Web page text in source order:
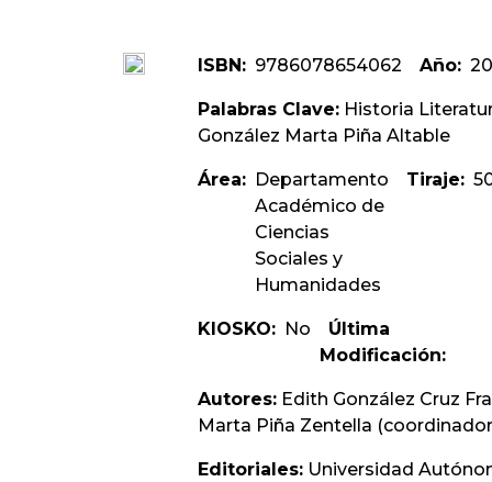
ISBN: 9786078654062 Año:
Palabras Clave: Historia
González Marta Piña Altable
Área: Departamento
Académico de
Ciencias
Sociales y
Humanidades
Tiraje:
KIOSKO: No
Última
Modificación:
Autores: Edith González Cruz
Marta Piña Zentella
Editoriales: Universidad